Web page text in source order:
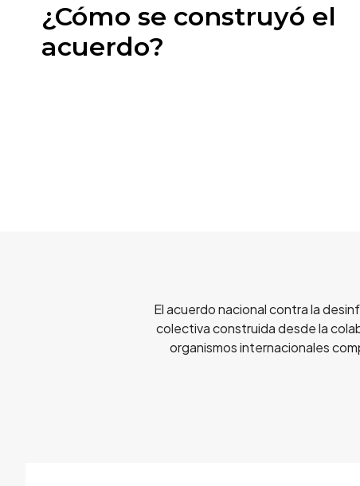
¿Cómo se construyó el
acuerdo?
El acuerdo nacional contra la
colectiva construida desde la
organismos internacionales